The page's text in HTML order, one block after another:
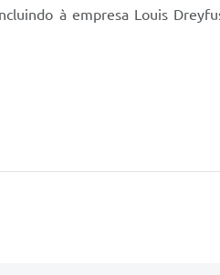
à empresa Louis